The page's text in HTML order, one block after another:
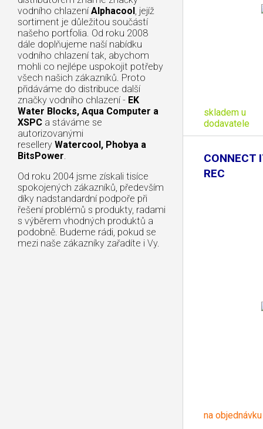
vodního chlazení Alphacool, jejíž
sortiment je důležitou součástí
našeho portfolia. Od roku 2008
dále doplňujeme naší nabídku
vodního chlazení tak, abychom
mohli co nejlépe uspokojit potřeby
všech našich zákazníků. Proto
přidáváme do distribuce další
značky vodního chlazení - EK
Water Blocks, Aqua Computer a
XSPC a stáváme se
autorizovanými
resellery Watercool, Phobya a
BitsPower.
Od roku 2004 jsme získali tisíce
spokojených zákazníků, především
díky nadstandardní podpoře při
řešení problémů s produkty, radami
s výběrem vhodných produktů a
podobně. Budeme rádi, pokud se
mezi naše zákazníky zařadíte i Vy.
skladem u
dodavatele
REC
na objednávku